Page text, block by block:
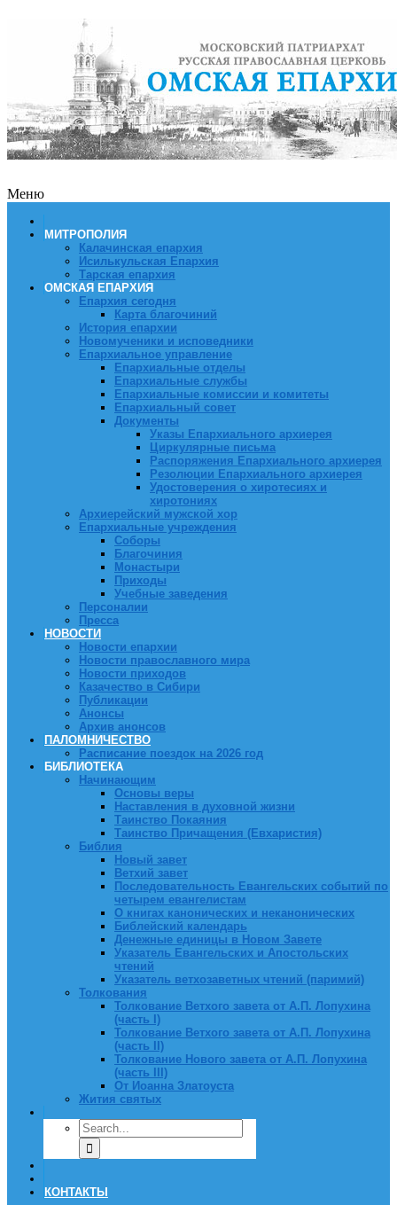
Меню
МИТРОПОЛИЯ
Калачинская епархия
Исилькульская Епархия
Тарская епархия
ОМСКАЯ ЕПАРХИЯ
Епархия сегодня
Карта благочиний
История епархии
Новомученики и исповедники
Епархиальное управление
Епархиальные отделы
Епархиальные службы
Епархиальные комиссии и комитеты
Епархиальный совет
Документы
Указы Епархиального архиерея
Циркулярные письма
Распоряжения Епархиального архиерея
Резолюции Епархиального архиерея
Удостоверения о хиротесиях и
хиротониях
Архиерейский мужской хор
Епархиальные учреждения
Соборы
Благочиния
Монастыри
Приходы
Учебные заведения
Персоналии
Пресса
НОВОСТИ
Новости епархии
Новости православного мира
Новости приходов
Казачество в Сибири
Публикации
Анонсы
Архив анонсов
ПАЛОМНИЧЕСТВО
Расписание поездок на 2026 год
БИБЛИОТЕКА
Начинающим
Основы веры
Наставления в духовной жизни
Таинство Покаяния
Таинство Причащения (Евхаристия)
Библия
Новый завет
Ветхий завет
Последовательность Евангельских событий по
четырем евангелистам
О книгах канонических и неканонических
Библейский календарь
Денежные единицы в Новом Завете
Указатель Евангельских и Апостольских
чтений
Указатель ветхозаветных чтений (паримий)
Толкования
Толкование Ветхого завета от А.П. Лопухина
(часть I)
Толкование Ветхого завета от А.П. Лопухина
(часть II)
Толкование Нового завета от А.П. Лопухина
(часть III)
От Иоанна Златоуста
Жития святых
КОНТАКТЫ